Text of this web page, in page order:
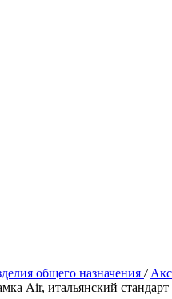
общего назначения /
Air, итальянский